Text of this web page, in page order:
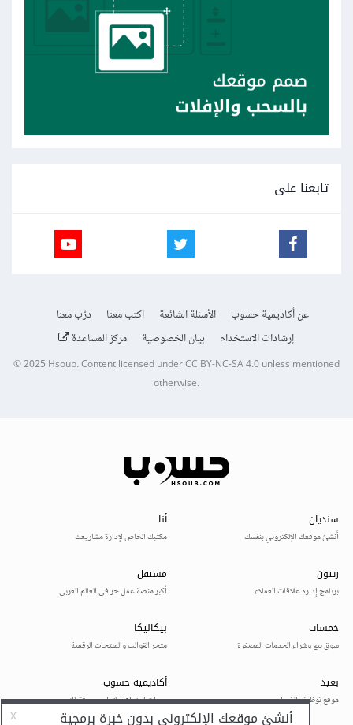
تابعنا على
عن أكاديمية حسوب الأسئلة الشائعة اكتب معنا
درّب معنا
إرشادات الاستخدام
بيان الخصوصية مركز المساعدة
© 2025Hsoub.Content licensed underCC BY-NC-SA 4.0unless mentioned
otherwise.